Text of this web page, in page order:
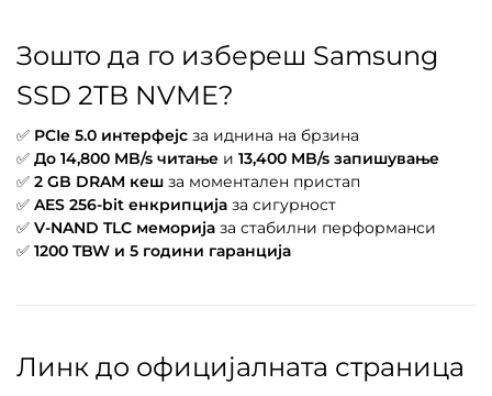
Зошто да го избереш Samsung
SSD 2TB NVME?
✅ PCIe 5.0 интерфејс за иднина на брзина
✅ До 14,800 MB/s читање и 13,400 MB/s запишување
✅ 2 GB DRAM кеш за моментален пристап
✅ AES 256-bit енкрипција за сигурност
✅ V-NAND TLC меморија за стабилни перформанси
✅ 1200 TBW и 5 години гаранција
Линк до официјалната страница